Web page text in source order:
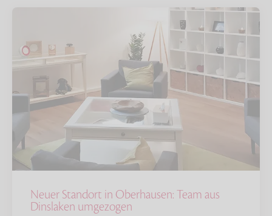
Neuer Standort in Oberhausen: Team aus
Dinslaken umgezogen